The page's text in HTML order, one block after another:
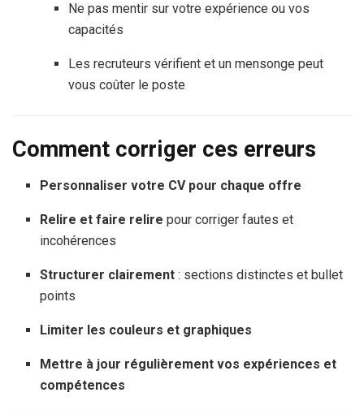
Ne pas mentir sur votre expérience ou vos
capacités
Les recruteurs vérifient et un mensonge peut
vous coûter le poste
Comment corriger ces erreurs
Personnaliser votre CV pour chaque offre
Relire et faire relire pour corriger fautes et
incohérences
Structurer clairement : sections distinctes et bullet
points
Limiter les couleurs et graphiques
Mettre à jour régulièrement vos expériences et
compétences